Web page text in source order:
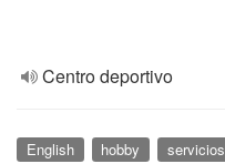
Centro deportivo
English hobby servicios